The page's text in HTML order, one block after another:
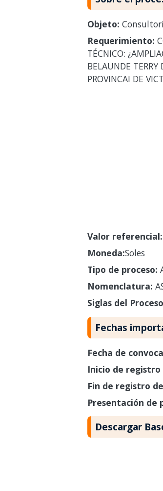
Objeto:
Requerimiento:
TÉCNICO:
BELAUNDE
PROVINCAI DE
Valor referencial:
Moneda:Soles
Tipo de proceso:
Nomenclatura:
Siglas del
Fechas
Fecha de
Inicio de
Fin de registro
Presentación de
Descargar